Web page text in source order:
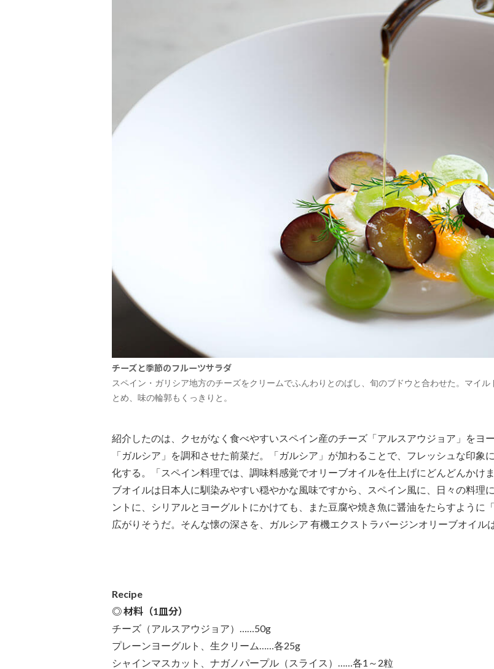
チーズと季節のフルーツサラダ
スペイン・ガリシア地方のチーズをクリームでふんわりとのばし、旬のブドウと合わせた。マイ
とめ、味の輪郭もくっきりと。
紹介したのは、クセがなく食べやすいスペイン産のチーズ「アルスアウジョア」をヨ
「ガルシア」を調和させた前菜だ。「ガルシア」が加わることで、フレッシュな印
化する。「スペイン料理では、調味料感覚でオリーブオイルを仕上げにどんどんかけ
ブオイルは日本人に馴染みやすい穏やかな風味ですから、スペイン風に、日々の料理
ントに、シリアルとヨーグルトにかけても、また豆腐や焼き魚に醤油をたらすように
広がりそうだ。そんな懐の深さを、ガルシア 有機エクストラバージンオリーブオイル
Recipe
◎ 材料（1皿分）
チーズ（アルスアウジョア）……50g
プレーンヨーグルト、生クリーム……各25g
シャインマスカット、ナガノパープル（スライス）……各1～2粒